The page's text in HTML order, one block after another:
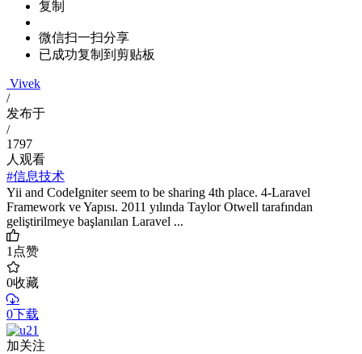
复制
微信扫一扫分享
已成功复制到剪贴板
Vivek
/
发布于
/
1797
人观看
#信息技术
Yii and CodeIgniter seem to be sharing 4th place. 4-Laravel
Framework ve Yapısı. 2011 yılında Taylor Otwell tarafından
geliştirilmeye başlanılan Laravel ...
1点赞
0收藏
0下载
加关注